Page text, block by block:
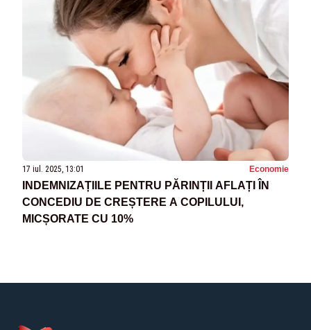
17 iul. 2025, 13:01 Economie
INDEMNIZAȚIILE PENTRU PĂRINȚII AFLAȚI ÎN
CONCEDIU DE CREȘTERE A COPILULUI,
MICȘORATE CU 10%